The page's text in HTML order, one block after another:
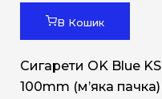
В Кошик
Сигарети OK Blue KS
100mm (м’яка пачка)